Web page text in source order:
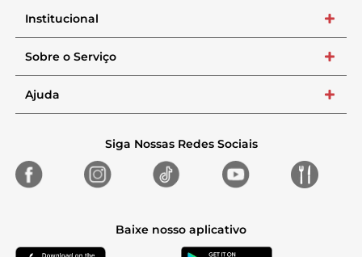
Institucional +
Sobre o Serviço +
Ajuda +
Siga Nossas Redes Sociais
Baixe nosso aplicativo